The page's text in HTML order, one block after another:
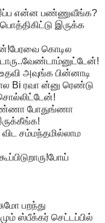
என்ன பண்ணுவீங்க?
இருக்க
கொடில
அவுங்க பின்னாடி
Bi ரவா ன்னு ரெண்டு
போதுங்ணா
விட சம்மந்தமில்லாம
பறந்து
ஸ்பீக்கர் செட்டப்பில்